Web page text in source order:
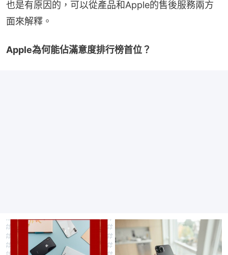
也是有原因的，可以從產品和Apple的售後服務兩方
面來解釋。
Apple為何能佔滿意度排行榜首位？